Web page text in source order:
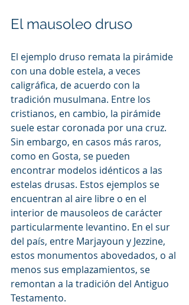
El mausoleo druso
El ejemplo druso remata la pirámide
con una doble estela, a veces
caligráfica, de acuerdo con la
tradición musulmana. Entre los
cristianos, en cambio, la pirámide
suele estar coronada por una cruz.
Sin embargo, en casos más raros,
como en Gosta, se pueden
encontrar modelos idénticos a las
estelas drusas. Estos ejemplos se
encuentran al aire libre o en el
interior de mausoleos de carácter
particularmente levantino. En el sur
del país, entre Marjayoun y Jezzine,
estos monumentos abovedados, o al
menos sus emplazamientos, se
remontan a la tradición del Antiguo
Testamento.